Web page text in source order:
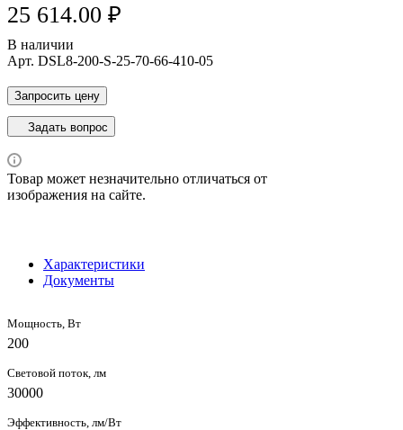
25 614.00 ₽
В наличии
Арт. DSL8-200-S-25-70-66-410-05
Запросить цену
Задать вопрос
Товар может незначительно отличаться от
изображения на сайте.
Характеристики
Документы
Мощность, Вт
200
Световой поток, лм
30000
Эффективность, лм/Вт